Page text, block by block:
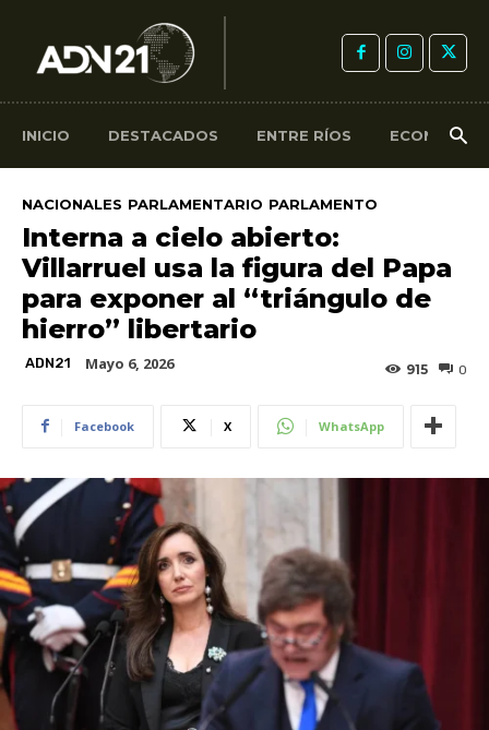
INICIO DESTACADOS ENTRE RÍOS ECONOMÍA
NACIONALES PARLAMENTARIO PARLAMENTO
Interna a cielo abierto:
Villarruel usa la figura del Papa
para exponer al “triángulo de
hierro” libertario
ADN21 Mayo 6, 2026 0
915
Facebook X WhatsApp